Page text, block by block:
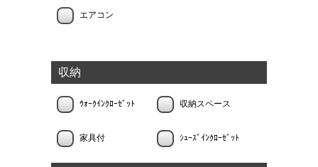
エアコン
収納
ｳｫｰｸｲﾝｸﾛｰｾﾞｯﾄ 収納スペース
家具付 ｼｭｰｽﾞｲﾝｸﾛｰｾﾞｯﾄ